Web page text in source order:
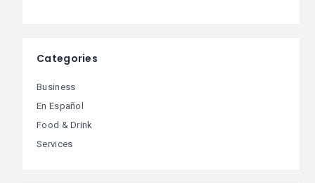
Categories
Business
En Español
Food & Drink
Services